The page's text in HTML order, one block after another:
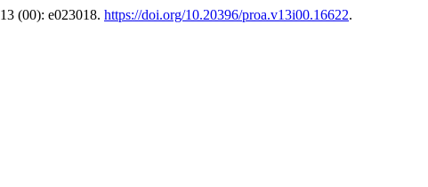
13 (00): e023018. https://doi.org/10.20396/proa.v13i00.16622.